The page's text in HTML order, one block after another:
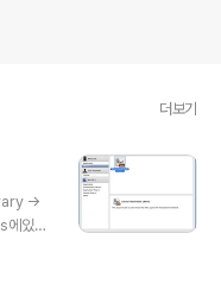
더보기
->
있는
I